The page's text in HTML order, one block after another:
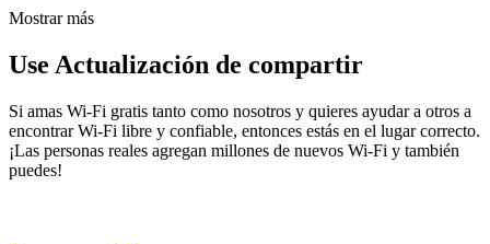
Mostrar más
Use Actualización de compartir
Si amas Wi-Fi gratis tanto como nosotros y quieres ayudar a otros a
encontrar Wi-Fi libre y confiable, entonces estás en el lugar correcto.
¡Las personas reales agregan millones de nuevos Wi-Fi y también
puedes!